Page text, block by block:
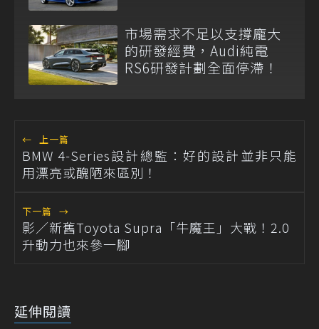
市場需求不足以支撐龐大
的研發經費，Audi純電
RS6研發計劃全面停滯！
← 上一篇
BMW 4-Series設計總監：好的設計並非只能
用漂亮或醜陋來區別！
下一篇 →
影／新舊Toyota Supra「牛魔王」大戰！2.0
升動力也來參一腳
延伸閱讀